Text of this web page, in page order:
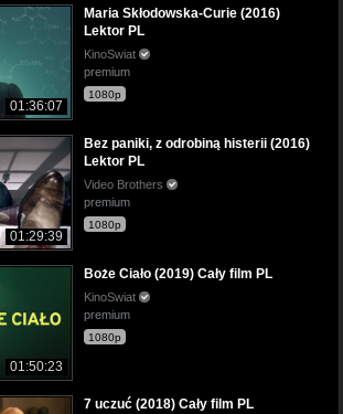
01:36:07
Maria Skłodowska-Curie (2016)
Lektor PL
KinoSwiat
premium
1080p
01:29:39
Bez paniki, z odrobiną histerii (2016)
Lektor PL
Video Brothers
premium
1080p
01:50:23
Boże Ciało (2019) Cały film PL
KinoSwiat
premium
1080p
7 uczuć (2018) Cały film PL